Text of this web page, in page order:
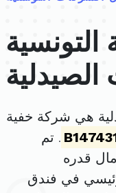
التونسية
الصيدلية
هي شركة خفية
. تم
في فندق